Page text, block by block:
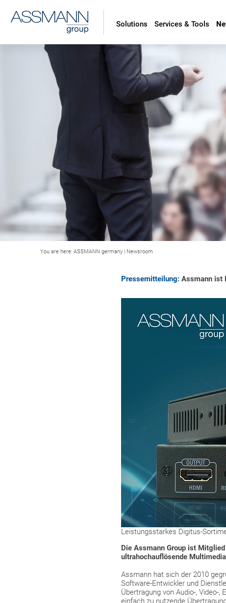
Solutions Services & Tools
You are here: ASSMANN germany | Newsroom
Pressemitteilung: Assmann ist
Leistungsstarkes Digitus-
Die Assmann Group ist
ultrahochauflösende
Assmann hat sich der 2010
Software-Entwickler und
Übertragung von Audio-, Video-,
einfach zu nutzende